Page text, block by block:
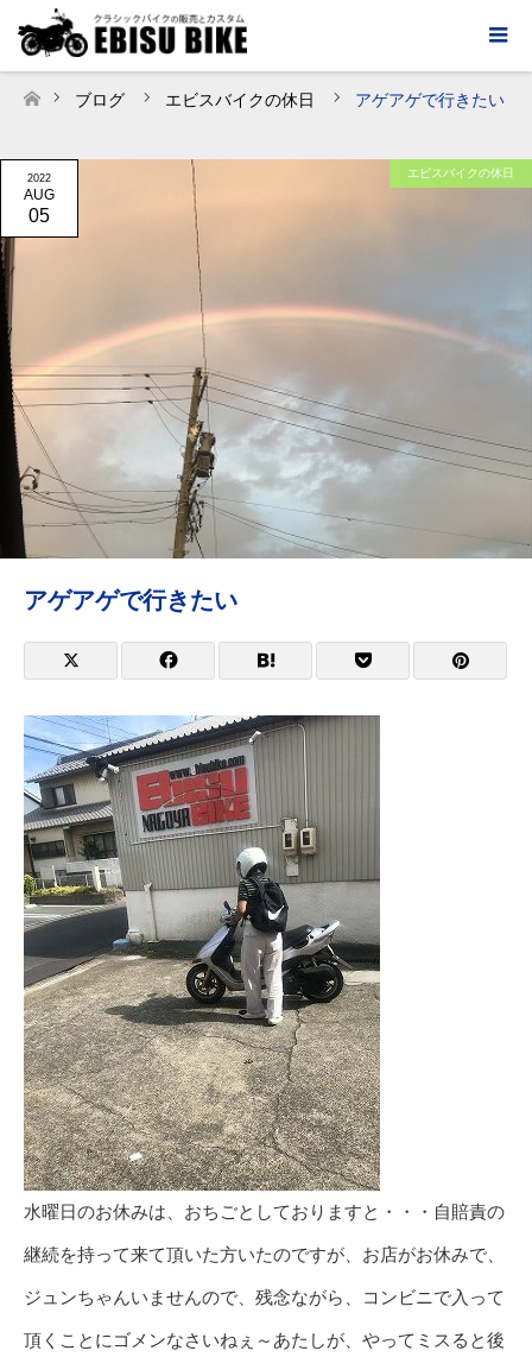
ホーム
ブログ エビスバイクの休日 アゲアゲで行きたい
2022
AUG
05
エビスバイクの休日
アゲアゲで行きたい
水曜日のお休みは、おちごとしておりますと・・・自賠責の
継続を持って来て頂いた方いたのですが、お店がお休みで、
ジュンちゃんいませんので、残念ながら、コンビニで入って
頂くことにゴメンなさいねぇ～あたしが、やってミスると後